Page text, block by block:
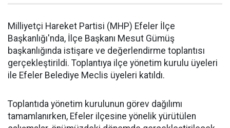
Milliyetçi Hareket Partisi (MHP) Efeler İlçe
Başkanlığı'nda, İlçe Başkanı Mesut Gümüş
başkanlığında istişare ve değerlendirme toplantısı
gerçekleştirildi. Toplantıya ilçe yönetim kurulu üyeleri
ile Efeler Belediye Meclis üyeleri katıldı.
Toplantıda yönetim kurulunun görev dağılımı
tamamlanırken, Efeler ilçesine yönelik yürütülen